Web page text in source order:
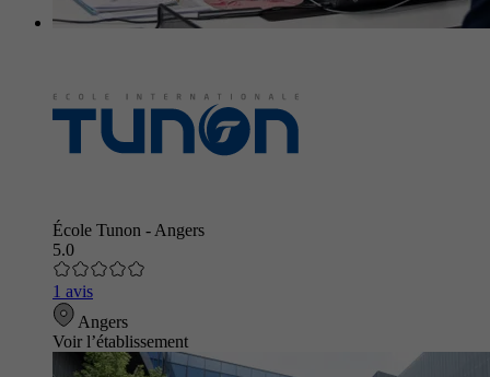
École Tunon - Angers
5.0
1 avis
Angers
Voir l’établissement